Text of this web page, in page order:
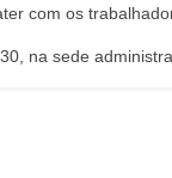
com os
na sede